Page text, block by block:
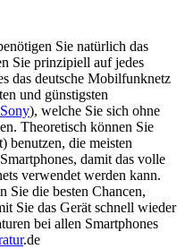
Sie natürlich das
Sie prinzipiell auf jedes
das deutsche Mobilfunknetz
und günstigsten
Sony), welche Sie sich ohne
Theoretisch können Sie
benutzen, die meisten
damit das volle
verwendet werden kann.
Sie die besten Chancen,
Sie das Gerät schnell wieder
bei allen Smartphones
.de